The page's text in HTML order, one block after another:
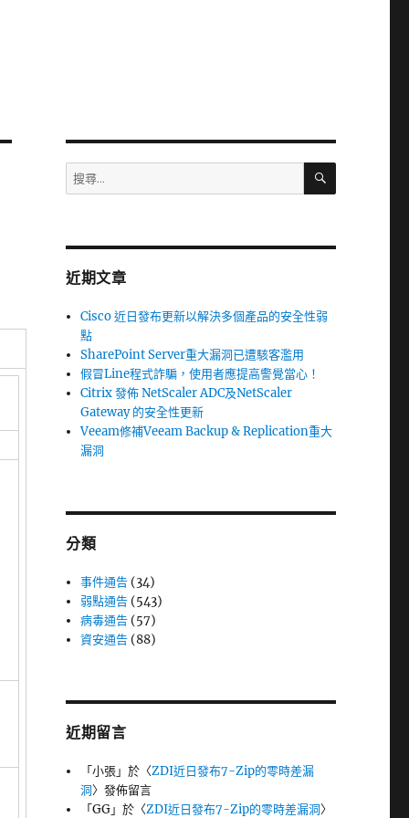
搜
尋
字:
搜
近期文章
Cisco 近日發布更新以解決多個產品的安全性弱
點
SharePoint Server重大漏洞已遭駭客濫用
假冒Line程式詐騙，使用者應提高警覺當心！
Citrix 發佈 NetScaler ADC及NetScaler
Gateway 的安全性更新
Veeam修補Veeam Backup & Replication重大
漏洞
分類
事件通告 (34)
弱點通告 (543)
病毒通告 (57)
資安通告 (88)
近期留言
「小張」於〈ZDI近日發布7-Zip的零時差漏
洞〉發佈留言
「GG」於〈ZDI近日發布7-Zip的零時差漏洞〉